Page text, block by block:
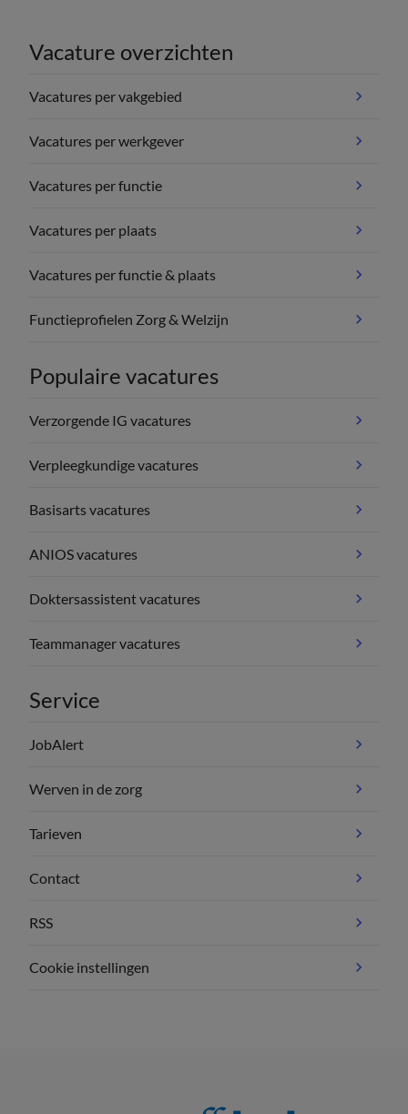
Vacature overzichten
Vacatures per vakgebied
Vacatures per werkgever
Vacatures per functie
Vacatures per plaats
Vacatures per functie & plaats
Functieprofielen Zorg & Welzijn
Populaire vacatures
Verzorgende IG vacatures
Verpleegkundige vacatures
Basisarts vacatures
ANIOS vacatures
Doktersassistent vacatures
Teammanager vacatures
Service
JobAlert
Werven in de zorg
Tarieven
Contact
RSS
Cookie instellingen